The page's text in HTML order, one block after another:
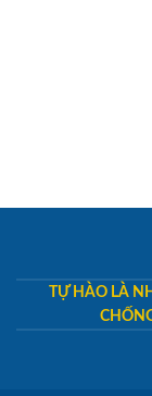
TỰ HÀO LÀ